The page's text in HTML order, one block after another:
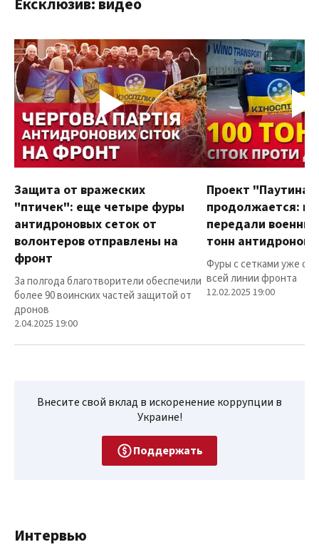
Защита от вражеских
"птичек": еще четыре фуры
антидроновых сеток от
волонтеров отправлены на
фронт
За полгода благотворители обеспечили
более 90 воинских частей защитой от
дронов
2.04.2025 19:00
Проект "Паутина"
продолжается:
передали
тонн
Фуры с сетками уже
всей линии фронта
12.02.2025 19:00
Внесите свой вклад в искоренение коррупции в
Украине!
Поддержать
Интервью